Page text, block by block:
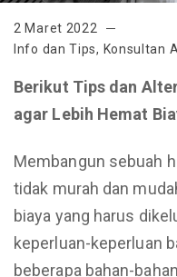
2 Maret 2022
Info dan Tips, Konsultan
Berikut Tips dan
agar Lebih Hemat
Membangun sebuah
tidak murah dan
biaya yang harus
keperluan-keperluan
beberapa bahan-